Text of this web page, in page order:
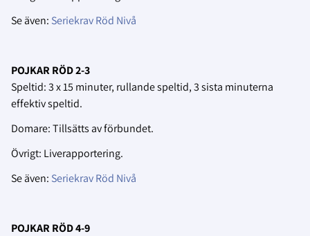
Se även: Seriekrav Röd Nivå
POJKAR RÖD 2-3
Speltid: 3 x 15 minuter, rullande speltid, 3 sista minuterna
effektiv speltid.
Domare: Tillsätts av förbundet.
Övrigt: Liverapportering.
Se även: Seriekrav Röd Nivå
POJKAR RÖD 4-9